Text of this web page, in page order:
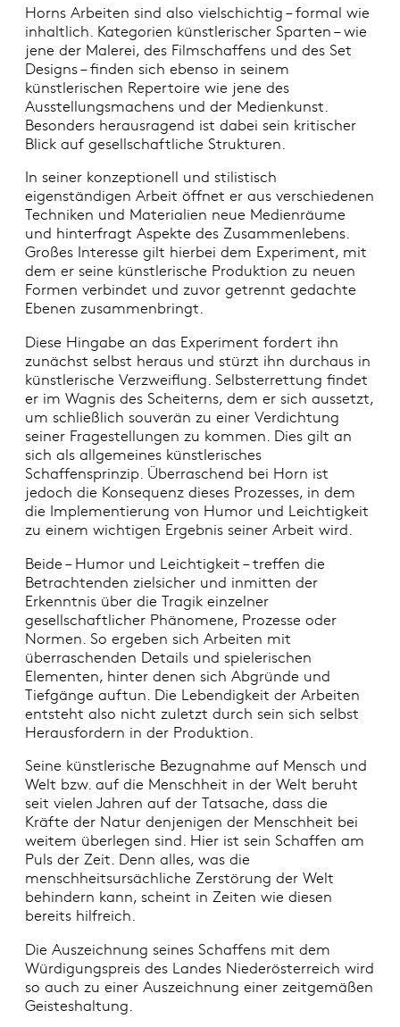
Horns Arbeiten sind also vielschichtig – formal wie
inhaltlich. Kategorien künstlerischer Sparten – wie
jene der Malerei, des Filmschaffens und des Set
Designs – finden sich ebenso in seinem
künstlerischen Repertoire wie jene des
Ausstellungsmachens und der Medienkunst.
Besonders herausragend ist dabei sein kritischer
Blick auf gesellschaftliche Strukturen.
In seiner konzeptionell und stilistisch
eigenständigen Arbeit öffnet er aus verschiedenen
Techniken und Materialien neue Medienräume
und hinterfragt Aspekte des Zusammenlebens.
Großes Interesse gilt hierbei dem Experiment, mit
dem er seine künstlerische Produktion zu neuen
Formen verbindet und zuvor getrennt gedachte
Ebenen zusammenbringt.
Diese Hingabe an das Experiment fordert ihn
zunächst selbst heraus und stürzt ihn durchaus in
künstlerische Verzweiflung. Selbsterrettung findet
er im Wagnis des Scheiterns, dem er sich aussetzt,
um schließlich souverän zu einer Verdichtung
seiner Fragestellungen zu kommen. Dies gilt an
sich als allgemeines künstlerisches
Schaffensprinzip. Überraschend bei Horn ist
jedoch die Konsequenz dieses Prozesses, in dem
die Implementierung von Humor und Leichtigkeit
zu einem wichtigen Ergebnis seiner Arbeit wird.
Beide – Humor und Leichtigkeit – treffen die
Betrachtenden zielsicher und inmitten der
Erkenntnis über die Tragik einzelner
gesellschaftlicher Phänomene, Prozesse oder
Normen. So ergeben sich Arbeiten mit
überraschenden Details und spielerischen
Elementen, hinter denen sich Abgründe und
Tiefgänge auftun. Die Lebendigkeit der Arbeiten
entsteht also nicht zuletzt durch sein sich selbst
Herausfordern in der Produktion.
Seine künstlerische Bezugnahme auf Mensch und
Welt bzw. auf die Menschheit in der Welt beruht
seit vielen Jahren auf der Tatsache, dass die
Kräfte der Natur denjenigen der Menschheit bei
weitem überlegen sind. Hier ist sein Schaffen am
Puls der Zeit. Denn alles, was die
menschheitsursächliche Zerstörung der Welt
behindern kann, scheint in Zeiten wie diesen
bereits hilfreich.
Die Auszeichnung seines Schaffens mit dem
Würdigungspreis des Landes Niederösterreich wird
so auch zu einer Auszeichnung einer zeitgemäßen
Geisteshaltung.